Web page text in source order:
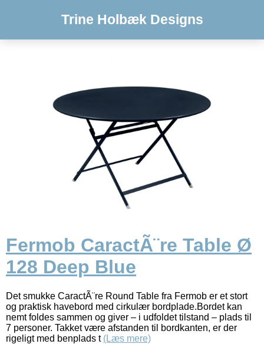
Trine Holbæk Designs
Fermob CaractÃ¨re Table Ø
128 Deep Blue
Det smukke CaractÃ¨re Round Table fra Fermob er et stort
og praktisk havebord med cirkulær bordplade.Bordet kan
nemt foldes sammen og giver – i udfoldet tilstand – plads til
7 personer. Takket være afstanden til bordkanten, er der
rigeligt med benplads t (Læs mere)